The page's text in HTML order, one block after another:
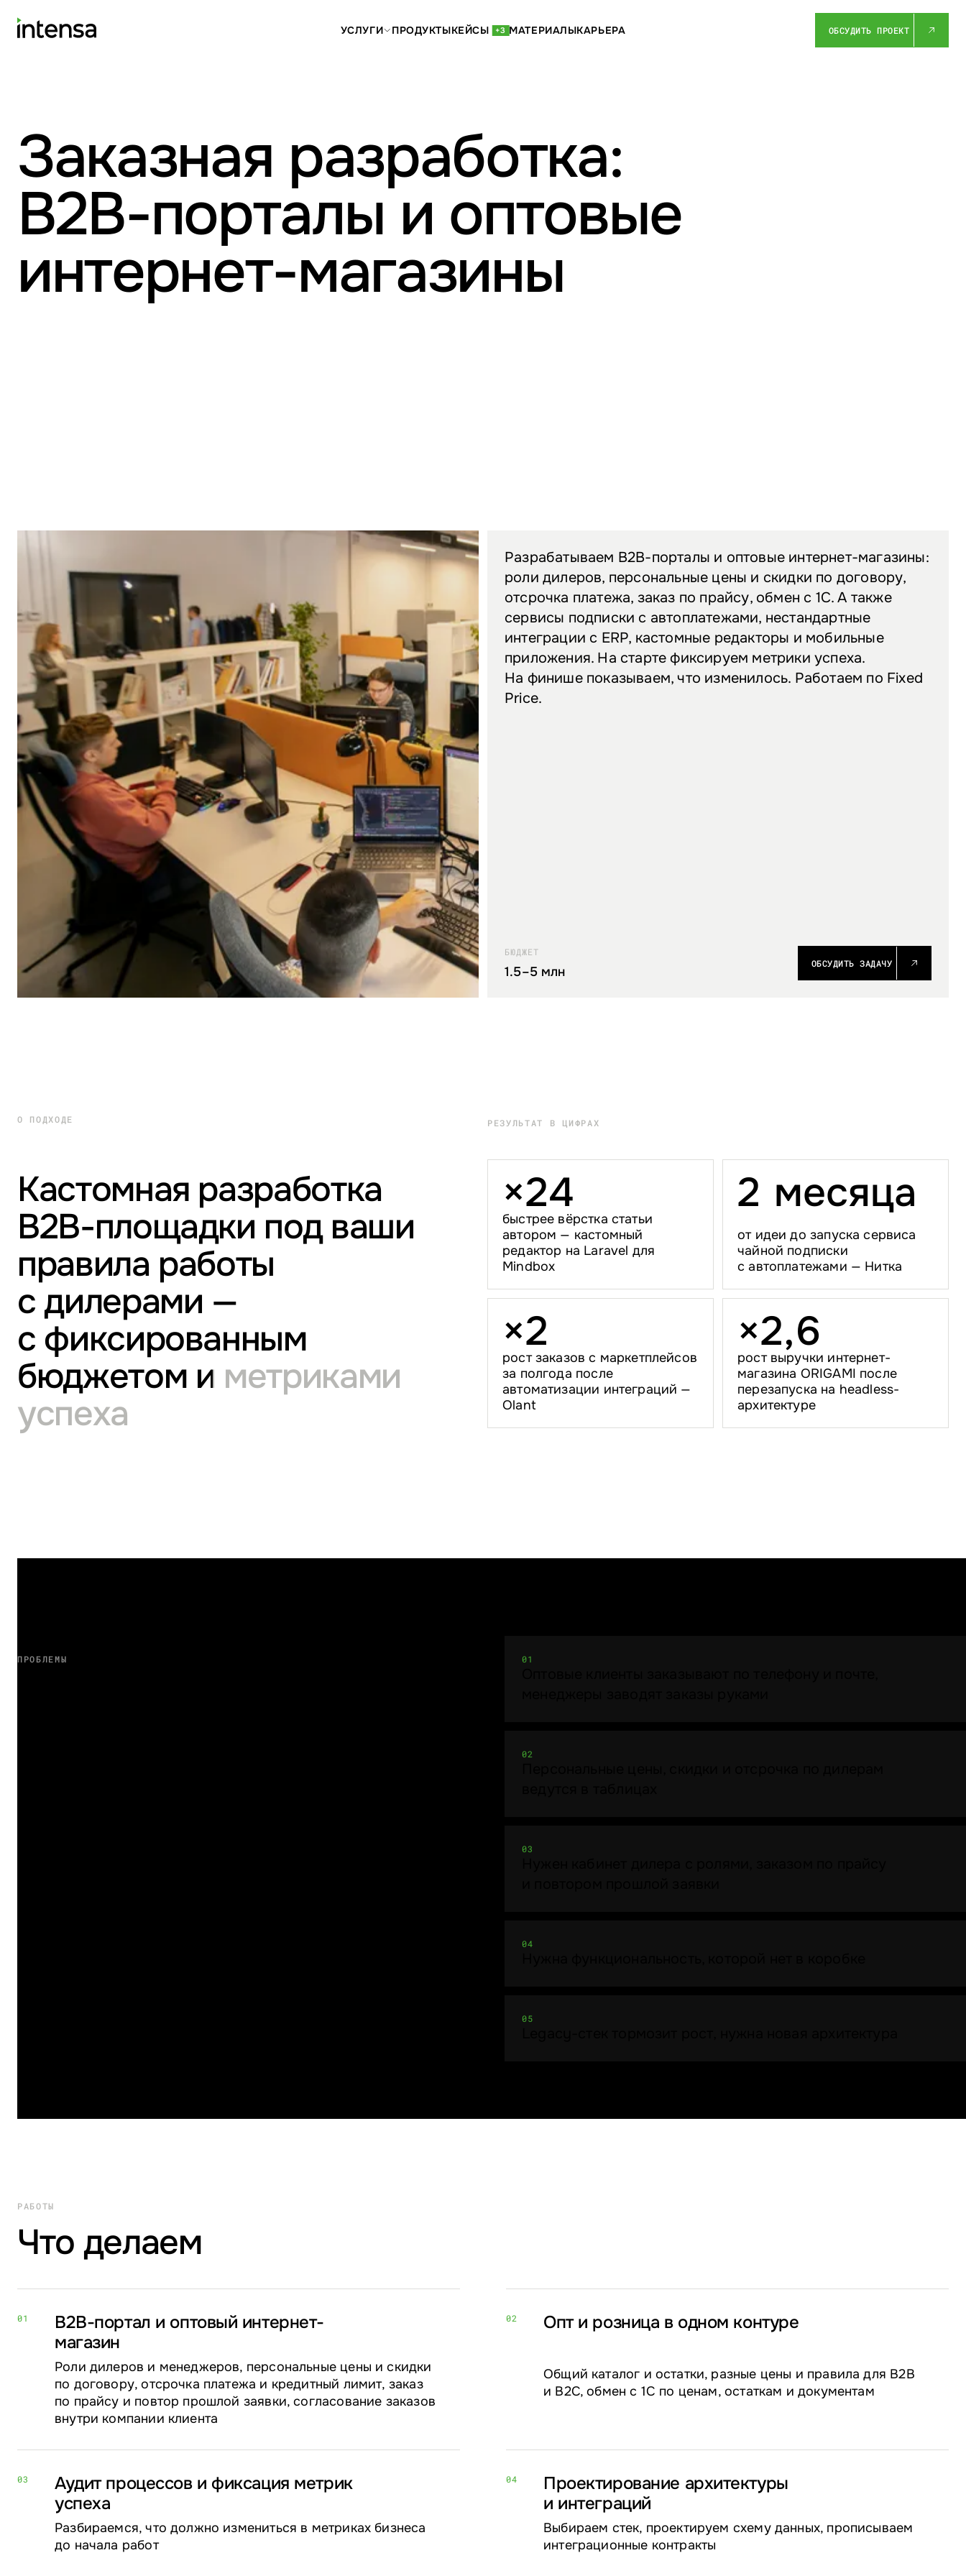
УСЛУГИ ПРОДУКТЫКЕЙСЫ +3 МАТЕРИАЛЫКАРЬЕРА ОБСУДИТЬ ПРОЕКТ
Заказная разработка:
B2B-порталы и оптовые
интернет-магазины
Разрабатываем B2B-порталы и оптовые интернет-магазины:
роли дилеров, персональные цены и скидки по договору,
отсрочка платежа, заказ по прайсу, обмен с 1С. А также
сервисы подписки с автоплатежами, нестандартные
интеграции с ERP, кастомные редакторы и мобильные
приложения. На старте фиксируем метрики успеха.
На финише показываем, что изменилось. Работаем по Fixed
Price.
БЮДЖЕТ
1.5–5 млн
ОБСУДИТЬ ЗАДАЧУ
О ПОДХОДЕ
Кастомная разработка
B2B-площадки под ваши
правила работы
с дилерами —
с фиксированным
бюджетом и метриками
успеха
РЕЗУЛЬТАТ В ЦИФРАХ
×24
быстрее вёрстка статьи
автором — кастомный
редактор на Laravel для
Mindbox
2 месяца
от идеи до запуска сервиса
чайной подписки
с автоплатежами — Нитка
×2
рост заказов с маркетплейсов
за полгода после
автоматизации интеграций —
Olant
×2,6
рост выручки интернет-
магазина ORIGAMI после
перезапуска на headless-
архитектуре
ПРОБЛЕМЫ 01
02
03
04
05
РАБОТЫ
Что делаем
01
B2B-портал и оптовый интернет-
магазин
Роли дилеров и менеджеров, персональные цены и скидки
по договору, отсрочка платежа и кредитный лимит, заказ
по прайсу и повтор прошлой заявки, согласование заказов
внутри компании клиента
02 Опт и розница в одном контуре
Общий каталог и остатки, разные цены и правила для B2B
и B2C, обмен с 1С по ценам, остаткам и документам
03
Аудит процессов и фиксация метрик
успеха
Разбираемся, что должно измениться в метриках бизнеса
до начала работ
04
Проектирование архитектуры
и интеграций
Выбираем стек, проектируем схему данных, прописываем
интеграционные контракты